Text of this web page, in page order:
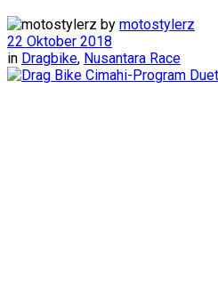
by motostylerz
22 Oktober 2018
in Dragbike, Nusantara Race